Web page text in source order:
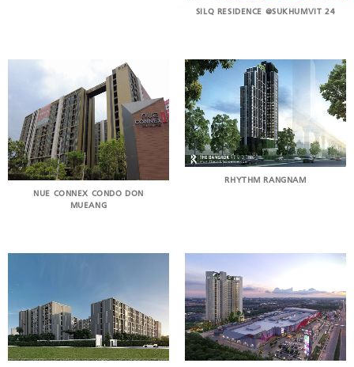
SILQ RESIDENCE @SUKHUMVIT 24
NUE CONNEX CONDO DON
MUEANG
RHYTHM RANGNAM